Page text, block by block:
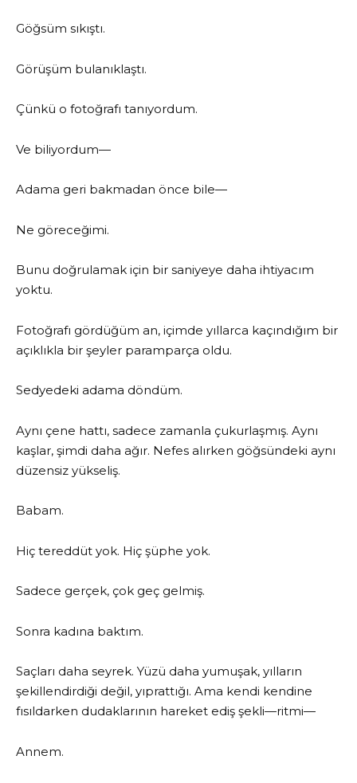
Göğsüm sıkıştı.
Görüşüm bulanıklaştı.
Çünkü o fotoğrafı tanıyordum.
Ve biliyordum—
Adama geri bakmadan önce bile—
Ne göreceğimi.
Bunu doğrulamak için bir saniyeye daha ihtiyacım
yoktu.
Fotoğrafı gördüğüm an, içimde yıllarca kaçındığım bir
açıklıkla bir şeyler paramparça oldu.
Sedyedeki adama döndüm.
Aynı çene hattı, sadece zamanla çukurlaşmış. Aynı
kaşlar, şimdi daha ağır. Nefes alırken göğsündeki aynı
düzensiz yükseliş.
Babam.
Hiç tereddüt yok. Hiç şüphe yok.
Sadece gerçek, çok geç gelmiş.
Sonra kadına baktım.
Saçları daha seyrek. Yüzü daha yumuşak, yılların
şekillendirdiği değil, yıprattığı. Ama kendi kendine
fısıldarken dudaklarının hareket ediş şekli—ritmi—
Annem.